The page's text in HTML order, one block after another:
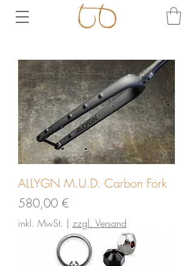
ALLYGN M.U.D. Carbon Fork
Preis
580,00 €
inkl. MwSt. | zzgl. Versand